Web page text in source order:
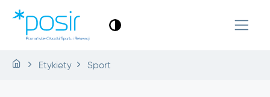
Etykiety Sport